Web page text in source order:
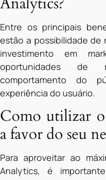
Entre os principais
estão a possibilidade de
investimento em
oportunidades de
comportamento do
experiência do usuário.
Como utilizar
a favor do seu
Para aproveitar ao
Analytics, é